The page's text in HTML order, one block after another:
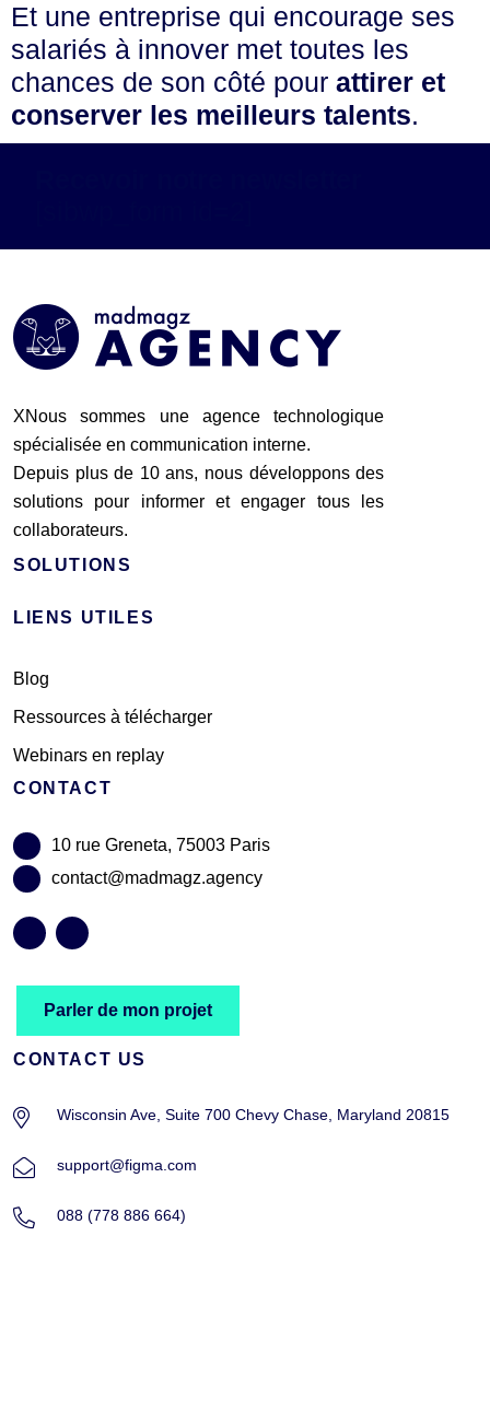
Et une entreprise qui encourage ses
salariés à innover met toutes les
chances de son côté pour attirer et
conserver les meilleurs talents.
XNous sommes une agence technologique
spécialisée en communication interne.
Depuis plus de 10 ans, nous développons des
solutions pour informer et engager tous les
collaborateurs.
SOLUTIONS
LIENS UTILES
Blog
Ressources à télécharger
Webinars en replay
CONTACT
10 rue Greneta, 75003 Paris
contact@madmagz.agency
Parler de mon projet
CONTACT US
Wisconsin Ave, Suite 700 Chevy Chase, Maryland 20815
support@figma.com
088 (778 886 664)